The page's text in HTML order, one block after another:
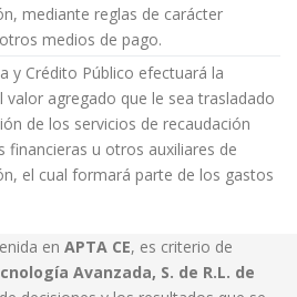
mediante reglas de carácter
medios de pago.
y Crédito Público efectuará la
agregado que le sea trasladado
de los servicios de recaudación
financieras u otros auxiliares de
el cual formará parte de los gastos
en APTA CE, es criterio de
Avanzada, S. de R.L. de